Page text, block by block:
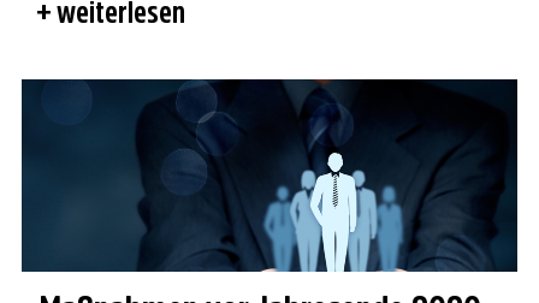
weiterlesen